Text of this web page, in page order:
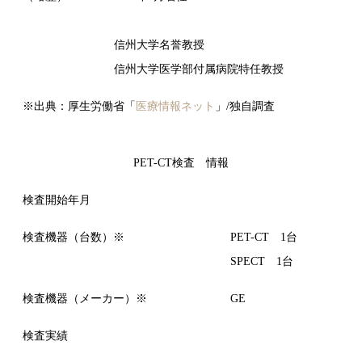
信州大学名誉教授
信州大学医学部付属病院特任教授
※出典：厚生労働省「 医療情報ネット 」/独自調査
PET-CT検査 情報
検査開始年月
検査機器（台数）※
PET-CT 1台
SPECT 1台
検査機器（メーカー）※ GE
検査実績